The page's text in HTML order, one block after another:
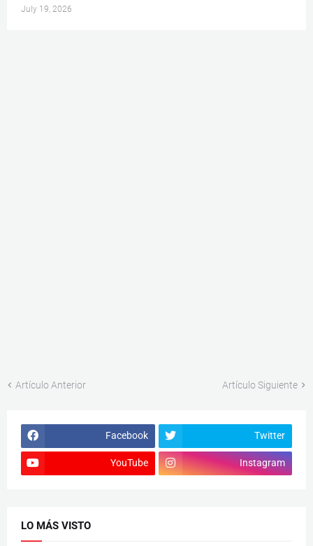
July 19, 2026
Artículo Anterior Artículo Siguiente
Facebook Twitter
YouTube Instagram
LO MÁS VISTO